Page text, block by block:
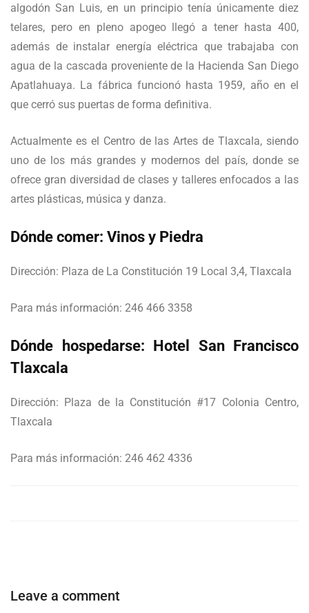
algodón San Luis, en un principio tenía únicamente diez
telares, pero en pleno apogeo llegó a tener hasta 400,
además de instalar energía eléctrica que trabajaba con
agua de la cascada proveniente de la Hacienda San Diego
Apatlahuaya. La fábrica funcionó hasta 1959, año en el
que cerró sus puertas de forma definitiva.
Actualmente es el Centro de las Artes de Tlaxcala, siendo
uno de los más grandes y modernos del país, donde se
ofrece gran diversidad de clases y talleres enfocados a las
artes plásticas, música y danza.
Dónde comer: Vinos y Piedra
Dirección: Plaza de La Constitución 19 Local 3,4, Tlaxcala
Para más información: 246 466 3358
Dónde hospedarse: Hotel San Francisco
Tlaxcala
Dirección: Plaza de la Constitución #17 Colonia Centro,
Tlaxcala
Para más información: 246 462 4336
Leave a comment